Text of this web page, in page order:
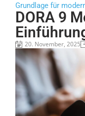
Grundlage für
DORA 9
20. November, 2025